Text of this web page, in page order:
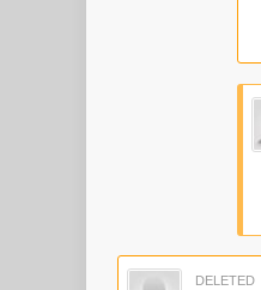
DELETED